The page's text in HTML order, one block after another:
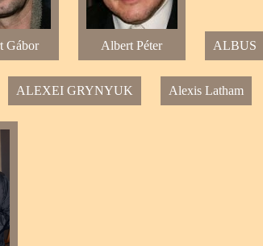
Gábor Albert Péter ALBUS
ALEXEI GRYNYUK Alexis Latham